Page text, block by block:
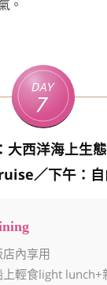
。
Day
7
大西洋海上生
／下午：自
店內享用
上輕食light lunch+